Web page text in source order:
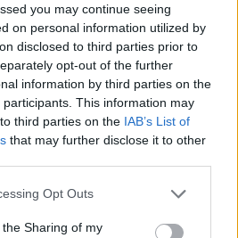
you may continue seeing
on personal information utilized by
disclosed to third parties prior to
opt-out of the further
information by third parties on the
participants. This information may
third parties on the IAB’s List of
that may further disclose it to other
app uses one or more Google
usage behaviour. You may click to
Opt Outs
Sharing of my